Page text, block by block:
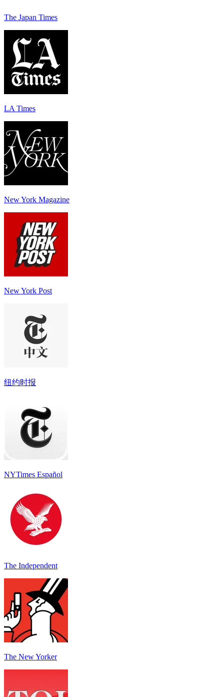
The Japan Times
LA Times
New York Magazine
New York Post
纽约时报
NYTimes Español
The Independent
The New Yorker